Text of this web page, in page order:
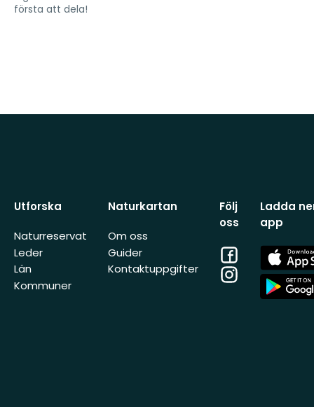
första att dela!
Utforska
Naturreservat
Leder
Län
Kommuner
Naturkartan
Om oss
Guider
Kontaktuppgifter
Följ
oss
Facebook
Instagram
Ladda
app
App
Store
App
Store